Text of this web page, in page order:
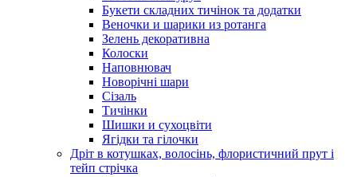
Букети складних тичінок та додатки
Веночки и шарики из ротанга
Зелень декоративна
Колоски
Наповнювач
Новорічні шари
Сізаль
Тичінки
Шишки и сухоцвіти
Ягідки та гілочки
Дріт в котушках, волосінь, флористичний прут і
тейп стрічка